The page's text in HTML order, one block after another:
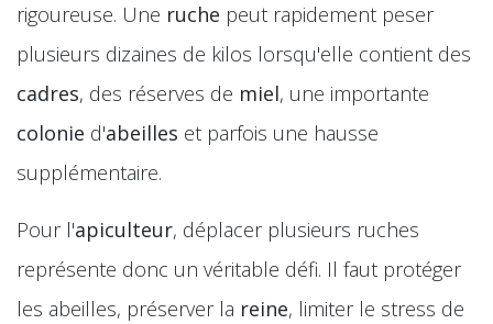
rigoureuse. Une ruche peut rapidement peser
plusieurs dizaines de kilos lorsqu'elle contient des
cadres, des réserves de miel, une importante
colonie d'abeilles et parfois une hausse
supplémentaire.
Pour l'apiculteur, déplacer plusieurs ruches
représente donc un véritable défi. Il faut protéger
les abeilles, préserver la reine, limiter le stress de